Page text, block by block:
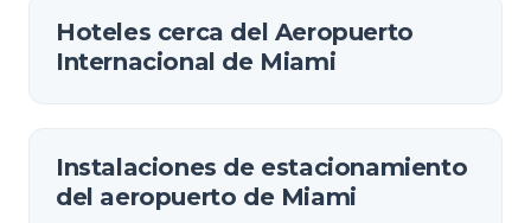
Hoteles cerca del Aeropuerto
Internacional de Miami
Instalaciones de estacionamiento
del aeropuerto de Miami